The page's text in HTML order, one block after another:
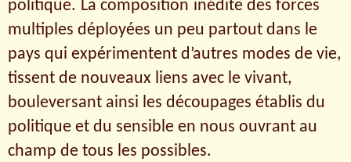
politique. La composition inédite des forces
multiples déployées un peu partout dans le
pays qui expérimentent d’autres modes de vie,
tissent de nouveaux liens avec le vivant,
bouleversant ainsi les découpages établis du
politique et du sensible en nous ouvrant au
champ de tous les possibles.